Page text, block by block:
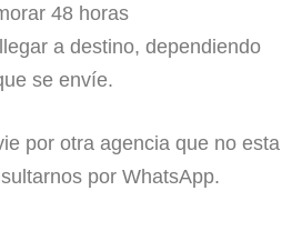
48 horas
a destino, dependiendo
se envíe.
por otra agencia que no esta
por WhatsApp.